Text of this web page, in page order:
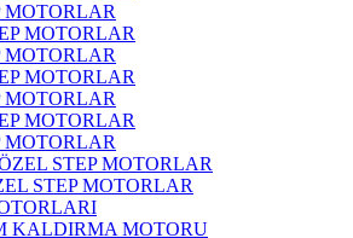
MOTORLAR
MOTORLAR
MOTORLAR
MOTORLAR
STEP MOTORLAR